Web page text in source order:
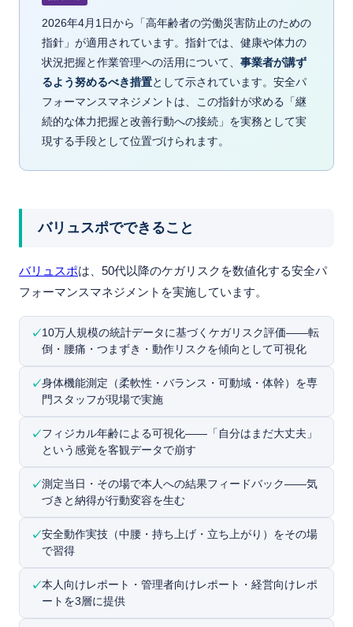
2026年4月1日から「高年齢者の労働災害防止のための
指針」が適用されています。指針では、健康や体力の
状況把握と作業管理への活用について、 事業者が講ず
るよう努めるべき措置として示されています。安全パ
フォーマンスマネジメントは、この指針が求める「継
続的な体力把握と改善行動への接続」を実務として実
現する手段として位置づけられます。
バリュスポでできること
バリュスポは、50代以降のケガリスクを数値化する安全パ
フォーマンスマネジメントを実施しています。
10万人規模の統計データに基づくケガリスク評価——転
倒・腰痛・つまずき・動作リスクを傾向として可視化
身体機能測定（柔軟性・バランス・可動域・体幹）を専
門スタッフが現場で実施
フィジカル年齢による可視化——「自分はまだ大丈夫」
という感覚を客観データで崩す
測定当日・その場で本人への結果フィードバック——気
づきと納得が行動変容を生む
安全動作実技（中腰・持ち上げ・立ち上がり）をその場
で習得
本人向けレポート・管理者向けレポート・経営向けレポ
ートを3層に提供